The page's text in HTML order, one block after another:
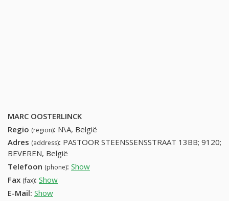
MARC OOSTERLINCK
Regio (region): N\A, België
Adres (address): PASTOOR STEENSSENSSTRAAT 13BB; 9120;
BEVEREN, België
Telefoon (phone): Show
Fax (fax): Show
E-Mail: Show